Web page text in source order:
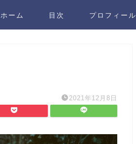
ホーム 目次 プロフィール
2021年12月8日